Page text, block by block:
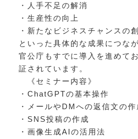
・人手不足の解消
・生産性の向上
・新たなビジネスチャンスの
といった具体的な成果につな
官公庁もすでに導入を進めて
証されています。
《セミナー内容》
・ChatGPTの基本操作
・メールやDMへの返信文の作
・SNS投稿の作成
・画像生成AIの活用法